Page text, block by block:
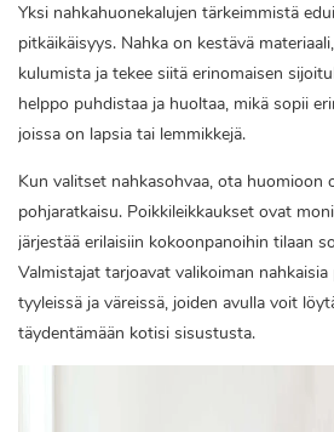
Yksi nahkahuonekalujen tärkeimmistä
pitkäikäisyys. Nahka on kestävä
kulumista ja tekee siitä erinomaisen
helppo puhdistaa ja huoltaa, mikä sopii
joissa on lapsia tai lemmikkejä.
Kun valitset nahkasohvaa, ota huomioon
pohjaratkaisu. Poikkileikkaukset ovat
järjestää erilaisiin kokoonpanoihin tilaan
Valmistajat tarjoavat valikoiman
tyyleissä ja väreissä, joiden avulla voit
täydentämään kotisi sisustusta.